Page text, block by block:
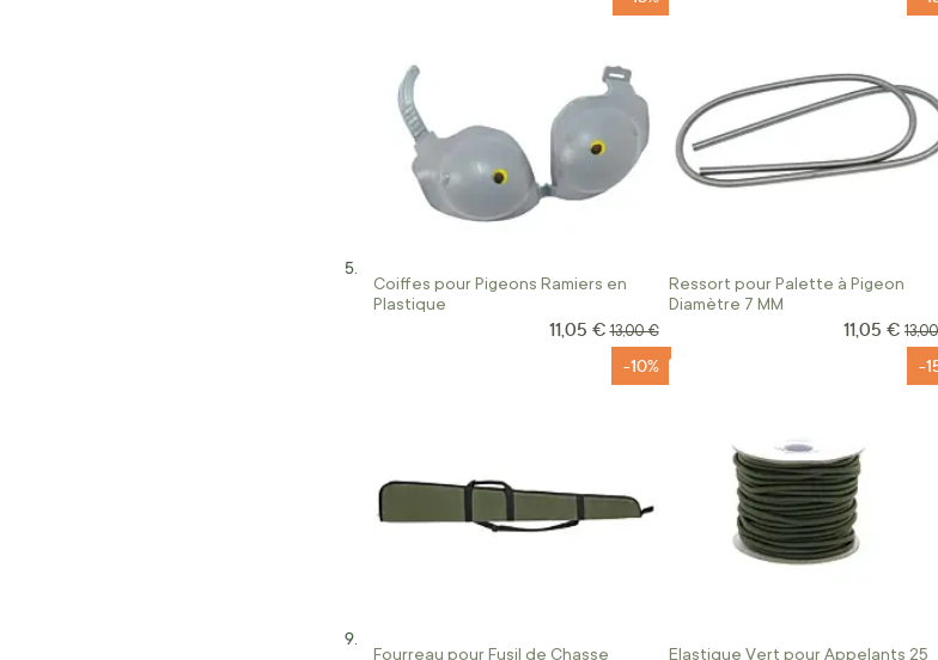
Coiffes pour Pigeons Ramiers en
Plastique
Prix Spécial
11,05 € Prix normal
13,00 €
Ressort pour Palette à Pigeon
Diamètre 7 MM
Prix Spécial
11,05 € Prix
Fourreau pour Fusil de Chasse
-10%
Elastique Vert pour Appelants 25
-